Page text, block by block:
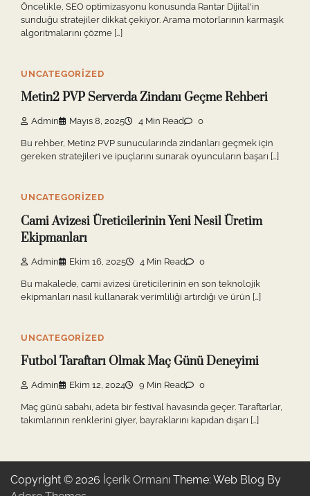
Öncelikle, SEO optimizasyonu konusunda Rantar Dijital'in
sunduğu stratejiler dikkat çekiyor. Arama motorlarının karmaşık
algoritmalarını çözme […]
UNCATEGORIZED
Metin2 PVP Serverda Zindanı Geçme Rehberi
Admin Mayıs 8, 2025 4 Min Read 0
Bu rehber, Metin2 PVP sunucularında zindanları geçmek için
gereken stratejileri ve ipuçlarını sunarak oyuncuların başarı […]
UNCATEGORIZED
Cami Avizesi Üreticilerinin Yeni Nesil Üretim
Ekipmanları
Admin Ekim 16, 2025 4 Min Read 0
Bu makalede, cami avizesi üreticilerinin en son teknolojik
ekipmanları nasıl kullanarak verimliliği artırdığı ve ürün […]
UNCATEGORIZED
Futbol Taraftarı Olmak Maç Günü Deneyimi
Admin Ekim 12, 2024 9 Min Read 0
Maç günü sabahı, adeta bir festival havasında geçer. Taraftarlar,
takımlarının renklerini giyer, bayraklarını kapıdan dışarı […]
Copyright © 2026 İçerik Ormanı Theme: Web Blog By